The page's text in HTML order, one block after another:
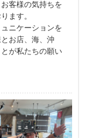
客様の気持ちを
ます。
ニケーションを
お店、海、沖
が私たちの願い